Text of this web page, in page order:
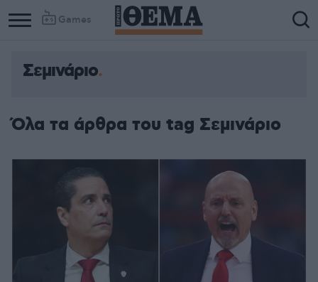
Games
Σεμινάριο
Όλα τα άρθρα του tag Σεμινάριο